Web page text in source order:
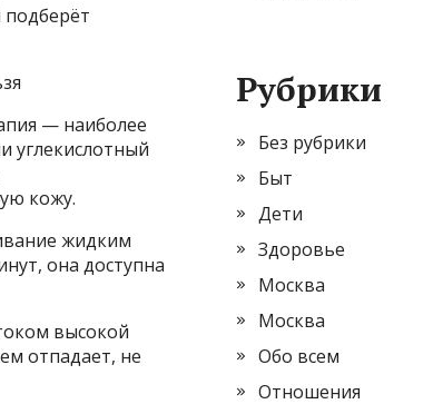
— наиболее
углекислотный
кожу.
жидким
она доступна
высокой
отпадает, не
Рубрики
Без рубрики
Быт
Дети
Здоровье
Москва
Москва
Обо всем
Отношения